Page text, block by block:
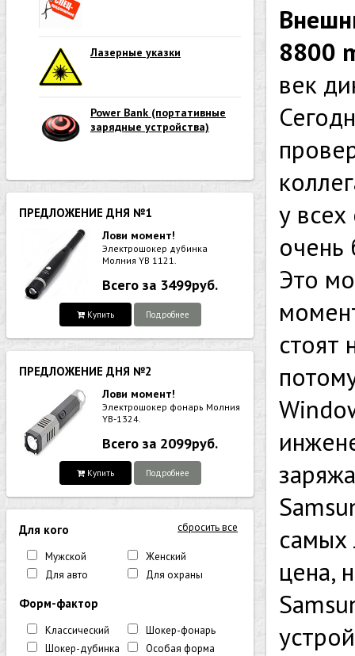
Лазерные указки
Power Bank (портативные
зарядные устройства)
ПРЕДЛОЖЕНИЕ ДНЯ №1
Лови момент!
Электрошокер дубинка
Молния YB 1121.
Всего за 3499руб.
Купить Подробнее
ПРЕДЛОЖЕНИЕ ДНЯ №2
Лови момент!
Электрошокер фонарь Молния
YB-1324.
Всего за 2099руб.
Купить Подробнее
сбросить все
Для кого
Мужской
Женский
Для авто
Для охраны
Форм-фактор
Классический
Шокер-фонарь
Шокер-дубинка
Особая форма
8800
век
у
очень
Это
стоят
самых
цена,